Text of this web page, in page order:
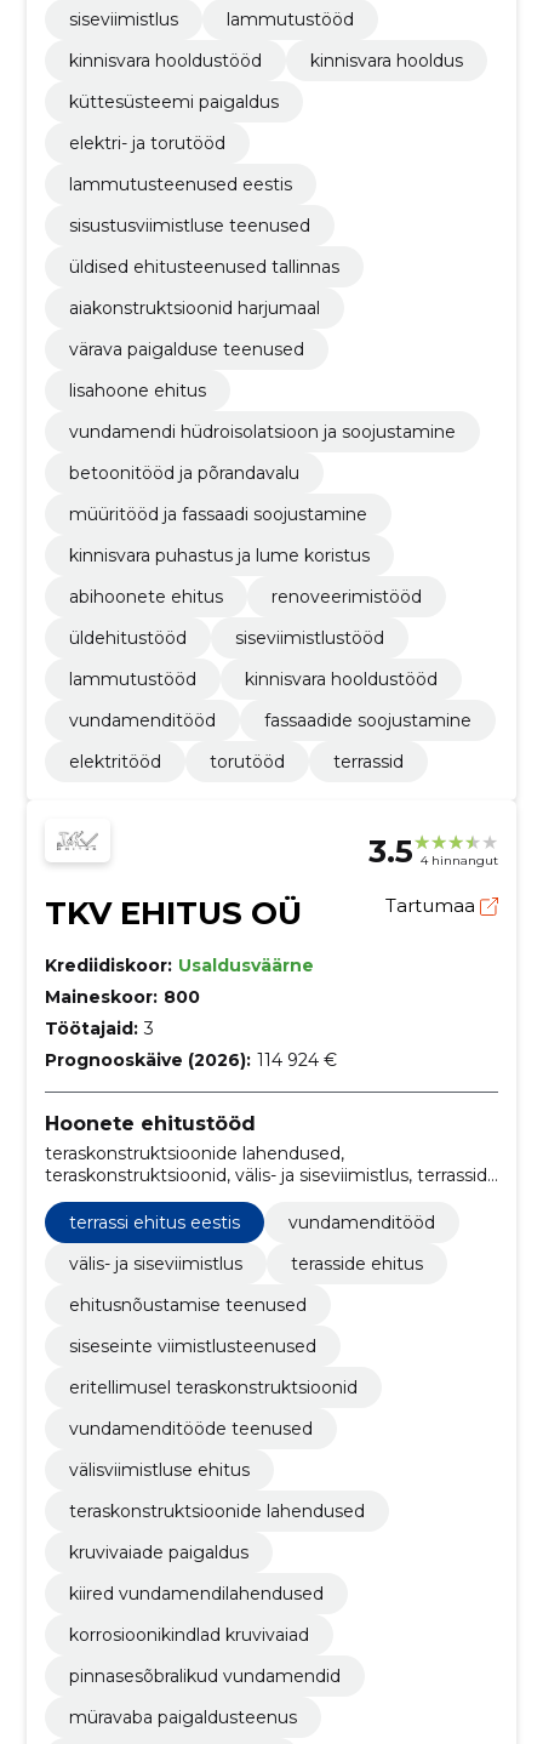
siseviimistlus
lammutustööd
kinnisvara hooldustööd
kinnisvara hooldus
küttesüsteemi paigaldus
elektri- ja torutööd
lammutusteenused eestis
sisustusviimistluse teenused
üldised ehitusteenused tallinnas
aiakonstruktsioonid harjumaal
värava paigalduse teenused
lisahoone ehitus
vundamendi hüdroisolatsioon ja soojustamine
betoonitööd ja põrandavalu
müüritööd ja fassaadi soojustamine
kinnisvara puhastus ja lume koristus
abihoonete ehitus
renoveerimistööd
üldehitustööd
siseviimistlustööd
lammutustööd
kinnisvara hooldustööd
vundamenditööd
fassaadide soojustamine
elektritööd
torutööd terrassid
3.5 4 hinnangut
TKV EHITUS OÜ Tartumaa
Krediidiskoor: Usaldusväärne
Maineskoor: 800
Töötajaid: 3
Prognooskäive (2026): 114 924 €
Hoonete ehitustööd
teraskonstruktsioonide lahendused,
teraskonstruktsioonid, välis- ja siseviimistlus, terrasside
müravaba paigaldusteenus, pinnasesõbralikud
vundamendid, korrosioonikindlad kruvivaiad, kiired
vundamendilahendused, kruvivaiade paigaldus
terrassi ehitus eestis
vundamenditööd
välis- ja siseviimistlus
terasside ehitus
ehitusnõustamise teenused
siseseinte viimistlusteenused
eritellimusel teraskonstruktsioonid
vundamenditööde teenused
välisviimistluse ehitus
teraskonstruktsioonide lahendused
kruvivaiade paigaldus
kiired vundamendilahendused
korrosioonikindlad kruvivaiad
pinnasesõbralikud vundamendid
müravaba paigaldusteenus